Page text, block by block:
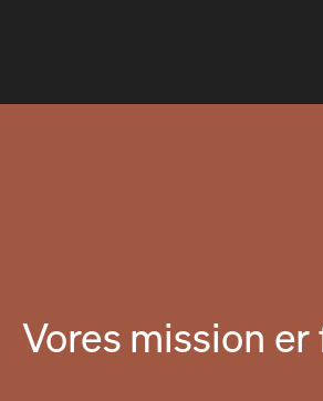
Vores mission